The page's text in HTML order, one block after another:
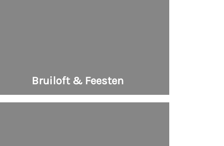
Bruiloft & Feesten